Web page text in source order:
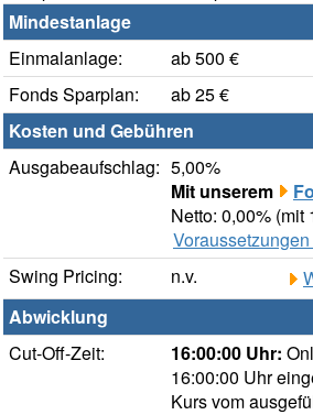
Mindestanlage
Einmalanlage:
ab 500 €
Fonds Sparplan:
ab 25 €
Kosten und Gebühren
Ausgabeaufschlag: 5,00%
Mit unserem
Netto: 0,00% (mit
Swing Pricing:
n.v.
Abwicklung
Cut-Off-Zeit:
16:00:00 Uhr:
16:00:00 Uhr
Kurs vom